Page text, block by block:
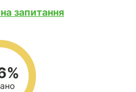
на запитання